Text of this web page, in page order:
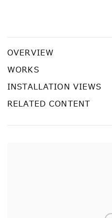
嶋田美子＋ブブ・ド・ラ・マ
OVERVIEW
WORKS
INSTALLATION VIEWS
RELATED CONTENT